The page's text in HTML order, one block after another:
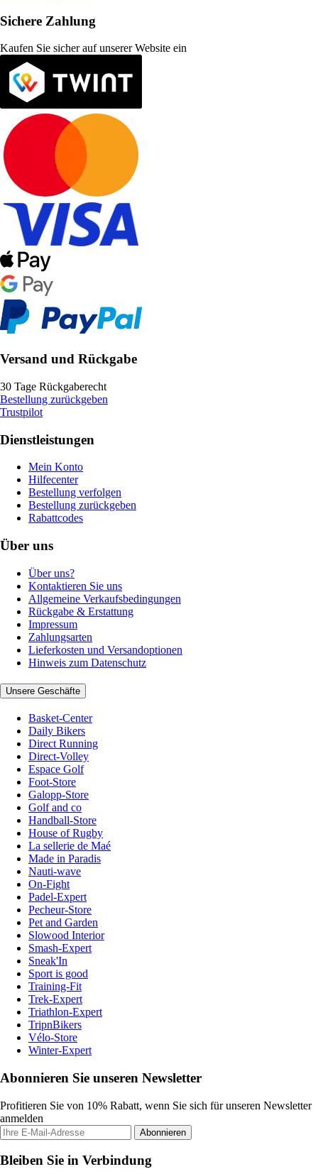
Sichere Zahlung
Kaufen Sie sicher auf unserer Website ein
Versand und Rückgabe
30 Tage Rückgaberecht
Bestellung zurückgeben
Trustpilot
Dienstleistungen
Mein Konto
Hilfecenter
Bestellung verfolgen
Bestellung zurückgeben
Rabattcodes
Über uns
Über uns?
Kontaktieren Sie uns
Allgemeine Verkaufsbedingungen
Rückgabe & Erstattung
Impressum
Zahlungsarten
Lieferkosten und Versandoptionen
Hinweis zum Datenschutz
Unsere Geschäfte
Basket-Center
Daily Bikers
Direct Running
Direct-Volley
Espace Golf
Foot-Store
Galopp-Store
Golf and co
Handball-Store
House of Rugby
La sellerie de Maé
Made in Paradis
Nauti-wave
On-Fight
Padel-Expert
Pecheur-Store
Pet and Garden
Slowood Interior
Smash-Expert
Sneak'In
Sport is good
Training-Fit
Trek-Expert
Triathlon-Expert
TripnBikers
Vélo-Store
Winter-Expert
Abonnieren Sie unseren Newsletter
Profitieren Sie von 10% Rabatt, wenn Sie sich für unseren Newsletter
anmelden
Abonnieren
Bleiben Sie in Verbindung